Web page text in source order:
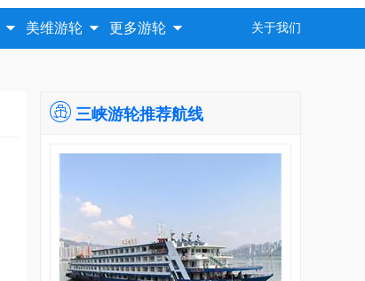
 美维游轮  更多游轮  关于我们
 三峡游轮推荐航线